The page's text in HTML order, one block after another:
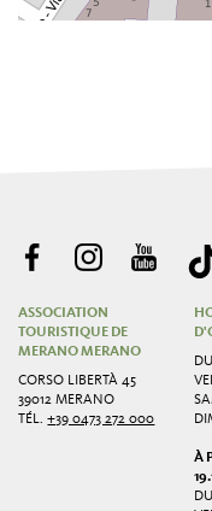
ASSOCIATION
TOURISTIQUE DE
MERANO MERANO
CORSO LIBERTÀ 45
39012 MERANO
TÉL.+39 0473 272 000
À